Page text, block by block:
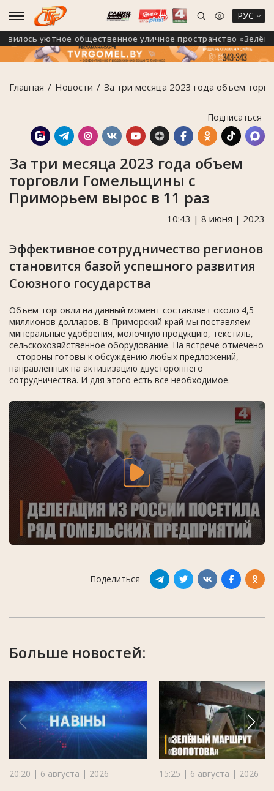
РУС
уютное общественное уличное пространство «Зелёный
Главная Новости За три месяца 2023 года объем
Подписаться
За три месяца 2023 года объем
торговли Гомельщины с
Приморьем вырос в 11 раз
10:43 | 8 июня | 2023
Эффективное сотрудничество регионов
становится базой успешного развития
Союзного государства
Объем торговли на данный момент составляет около 4,5
миллионов долларов. В Приморский край мы поставляем
минеральные удобрения, молочную продукцию, текстиль,
сельскохозяйственное оборудование. На встрече отмечено
– стороны готовы к обсуждению любых предложений,
направленных на активизацию двустороннего
сотрудничества. И для этого есть все необходимое.
Поделиться
Больше новостей:
20:20 | 6 августа | 2026 15:25 | 6 августа | 2026